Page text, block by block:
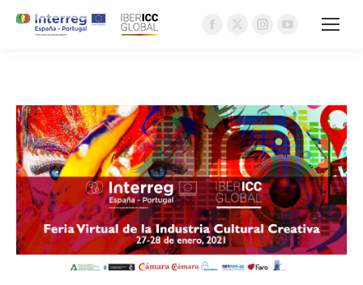
Facebook
new
window
X
new
window
Instagram
new
window
YouTube
new
window